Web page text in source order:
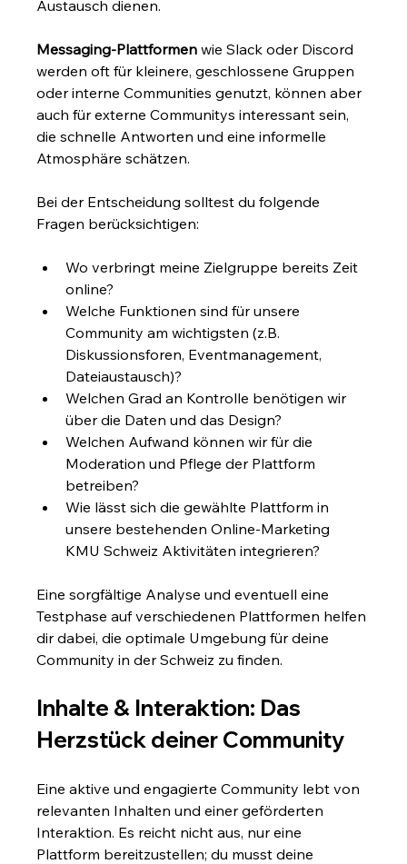
Austausch dienen.
Messaging-Plattformen wie Slack oder Discord
werden oft für kleinere, geschlossene Gruppen
oder interne Communities genutzt, können aber
auch für externe Communitys interessant sein,
die schnelle Antworten und eine informelle
Atmosphäre schätzen.
Bei der Entscheidung solltest du folgende
Fragen berücksichtigen:
Wo verbringt meine Zielgruppe bereits Zeit
online?
Welche Funktionen sind für unsere
Community am wichtigsten (z.B.
Diskussionsforen, Eventmanagement,
Dateiaustausch)?
Welchen Grad an Kontrolle benötigen wir
über die Daten und das Design?
Welchen Aufwand können wir für die
Moderation und Pflege der Plattform
betreiben?
Wie lässt sich die gewählte Plattform in
unsere bestehenden Online-Marketing
KMU Schweiz Aktivitäten integrieren?
Eine sorgfältige Analyse und eventuell eine
Testphase auf verschiedenen Plattformen helfen
dir dabei, die optimale Umgebung für deine
Community in der Schweiz zu finden.
Inhalte & Interaktion: Das
Herzstück deiner Community
Eine aktive und engagierte Community lebt von
relevanten Inhalten und einer geförderten
Interaktion. Es reicht nicht aus, nur eine
Plattform bereitzustellen; du musst deine